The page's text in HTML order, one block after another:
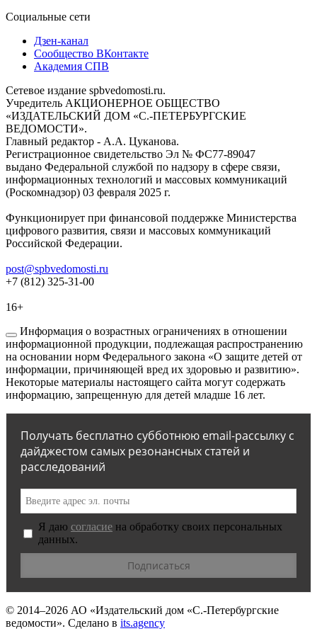
Социальные сети
Дзен-канал
Сообщество ВКонтакте
Академия СПВ
Сетевое издание spbvedomosti.ru.
Учредитель АКЦИОНЕРНОЕ ОБЩЕСТВО
«ИЗДАТЕЛЬСКИЙ ДОМ «С.-ПЕТЕРБУРГСКИЕ
ВЕДОМОСТИ».
Главный редактор - А.А. Цуканова.
Регистрационное свидетельство Эл № ФС77-89047
выдано Федеральной службой по надзору в сфере связи,
информационных технологий и массовых коммуникаций
(Роскомнадзор) 03 февраля 2025 г.
Функционирует при финансовой поддержке Министерства
цифрового развития, связи и массовых коммуникаций
Российской Федерации.
post@spbvedomosti.ru
+7 (812) 325-31-00
16+
Информация о возрастных ограничениях в отношении
информационной продукции, подлежащая распространению
на основании норм Федерального закона «О защите детей от
информации, причиняющей вред их здоровью и развитию».
Некоторые материалы настоящего сайта могут содержать
информацию, запрещенную для детей младше 16 лет.
Получать бесплатно субботнюю email-рассылку с
дайджестом самых резонансных статей и
расследований
Я даю согласие на обработку своих персональных
данных.
© 2014–2026 АО «Издательский дом «С.-Петербургские
ведомости». Сделано в its.agency